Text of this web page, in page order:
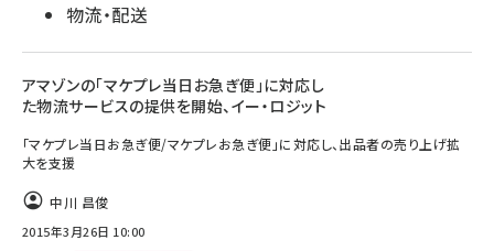
物流・配送
アマゾンの「マケプレ当日お急ぎ便」に対応し
た物流サービスの提供を開始、イー・ロジット
「マケプレ当日お急ぎ便/マケプレお急ぎ便」に対応し、出品者の売り上げ拡
大を支援
中川 昌俊
2015年3月26日 10:00